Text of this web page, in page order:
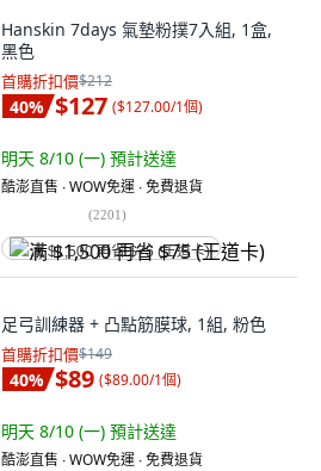
Hanskin 7days 氣墊粉撲7入組, 1盒,
黑色
首購折扣價$212
40% $127 ($127.00/1個)
明天 8/10 (一) 預計送達
酷澎直售 ∙ WOW免運 ∙ 免費退貨
(2201)
满 $1,500 再省 $75 (王道卡)
足弓訓練器 + 凸點筋膜球, 1組, 粉色
首購折扣價$149
40% $89 ($89.00/1個)
明天 8/10 (一) 預計送達
酷澎直售 ∙ WOW免運 ∙ 免費退貨